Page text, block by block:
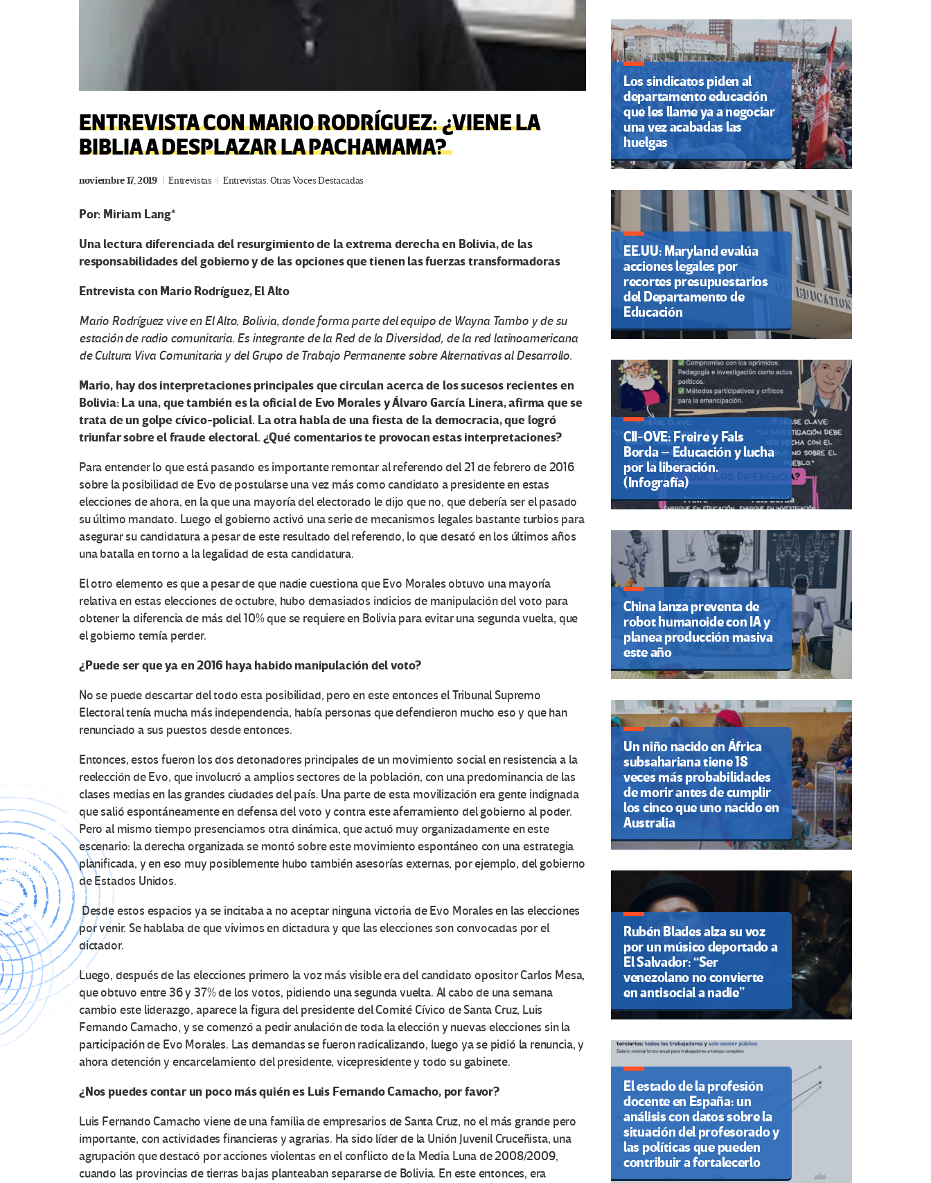
ENTREVISTA CON MARIO RODRÍGUEZ: ¿VIENE LA
BIBLIA A DESPLAZAR LA PACHAMAMA?
noviembre 17, 2019 Entrevistas Entrevistas,Otras Voces Destacadas
Por: Miriam Lang*
Una lectura diferenciada del resurgimiento de la extrema derecha en Bolivia, de las
responsabilidades del gobierno y de las opciones que tienen las fuerzas transformadoras
Entrevista con Mario Rodríguez, El Alto
Mario Rodríguez vive en El Alto, Bolivia, donde forma parte del equipo de Wayna Tambo y de su
estación de radio comunitaria. Es integrante de la Red de la Diversidad, de la red latinoamericana
de Cultura Viva Comunitaria y del Grupo de Trabajo Permanente sobre Alternativas al Desarrollo.
Mario, hay dos interpretaciones principales que circulan acerca de los sucesos recientes en
Bolivia: La una, que también es la oficial de Evo Morales y Álvaro García Linera, afirma que se
trata de un golpe cívico-policial. La otra habla de una fiesta de la democracia, que logró
triunfar sobre el fraude electoral. ¿Qué comentarios te provocan estas interpretaciones?
Para entender lo que está pasando es importante remontar al referendo del 21 de febrero de 2016
sobre la posibilidad de Evo de postularse una vez más como candidato a presidente en estas
elecciones de ahora, en la que una mayoría del electorado le dijo que no, que debería ser el pasado
su último mandato. Luego el gobierno activó una serie de mecanismos legales bastante turbios para
asegurar su candidatura a pesar de este resultado del referendo, lo que desató en los últimos años
una batalla en torno a la legalidad de esta candidatura.
El otro elemento es que a pesar de que nadie cuestiona que Evo Morales obtuvo una mayoría
relativa en estas elecciones de octubre, hubo demasiados indicios de manipulación del voto para
obtener la diferencia de más del 10% que se requiere en Bolivia para evitar una segunda vuelta, que
el gobierno temía perder.
¿Puede ser que ya en 2016 haya habido manipulación del voto?
No se puede descartar del todo esta posibilidad, pero en este entonces el Tribunal Supremo
Electoral tenía mucha más independencia, había personas que defendieron mucho eso y que han
renunciado a sus puestos desde entonces.
Entonces, estos fueron los dos detonadores principales de un movimiento social en resistencia a la
reelección de Evo, que involucró a amplios sectores de la población, con una predominancia de las
clases medias en las grandes ciudades del país. Una parte de esta movilización era gente indignada
que salió espontáneamente en defensa del voto y contra este aferramiento del gobierno al poder.
Pero al mismo tiempo presenciamos otra dinámica, que actuó muy organizadamente en este
escenario: la derecha organizada se montó sobre este movimiento espontáneo con una estrategia
planificada, y en eso muy posiblemente hubo también asesorías externas, por ejemplo, del gobierno
de Estados Unidos.
Desde estos espacios ya se incitaba a no aceptar ninguna victoria de Evo Morales en las elecciones
por venir. Se hablaba de que vivimos en dictadura y que las elecciones son convocadas por el
dictador.
Luego, después de las elecciones primero la voz más visible era del candidato opositor Carlos Mesa,
que obtuvo entre 36 y 37% de los votos, pidiendo una segunda vuelta. Al cabo de una semana
cambio este liderazgo, aparece la figura del presidente del Comité Cívico de Santa Cruz, Luis
Fernando Camacho, y se comenzó a pedir anulación de toda la elección y nuevas elecciones sin la
participación de Evo Morales. Las demandas se fueron radicalizando, luego ya se pidió la renuncia, y
ahora detención y encarcelamiento del presidente, vicepresidente y todo su gabinete.
¿Nos puedes contar un poco más quién es Luis Fernando Camacho, por favor?
Luis Fernando Camacho viene de una familia de empresarios de Santa Cruz, no el más grande pero
importante, con actividades financieras y agrarias. Ha sido líder de la Unión Juvenil Cruceñista, una
agrupación que destacó por acciones violentas en el conflicto de la Media Luna de 2008/2009,
cuando las provincias de tierras bajas planteaban separarse de Bolivia. En este entonces, era
Los sindicatos piden al
departamento educación
que les llame ya a negociar
una vez acabadas las
huelgas
EE.UU: Maryland evalúa
acciones legales por
recortes presupuestarios
del Departamento de
Educación
CII-OVE: Freire y Fals
Borda – Educación y lucha
por la liberación.
(Infografía)
China lanza preventa de
robot humanoide con IA y
planea producción masiva
este año
Un niño nacido en África
subsahariana tiene 18
veces más probabilidades
de morir antes de cumplir
los cinco que uno nacido en
Australia
Rubén Blades alza su voz
por un músico deportado a
El Salvador: “Ser
venezolano no convierte
en antisocial a nadie”
El estado de la profesión
docente en España: un
análisis con datos sobre la
situación del profesorado y
las políticas que pueden
contribuir a fortalecerlo